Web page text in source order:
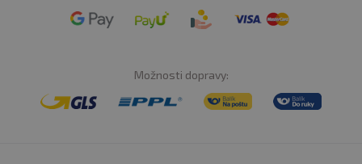
Možnosti dopravy: